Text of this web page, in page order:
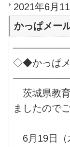
2021年6月
かっぱメー
◇◆かっぱ
茨城県教育
ましたので
6月19日（